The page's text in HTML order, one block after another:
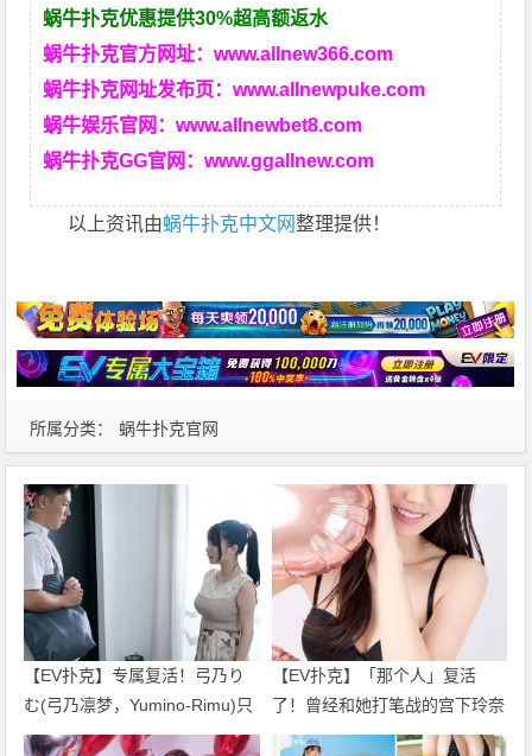
所属分类： 蜗牛扑克官网
蜗牛扑克优惠提供30%超高额返水
蜗牛扑克官方网址：www.allnew366.com
蜗牛扑克网址发布页：www.allnewpuke.com
蜗牛娱乐官网：www.allnewbet8.com
蜗牛扑克GG官网：www.ggallnew.com
以上资讯由蜗牛扑克中文网整理提供！
【EV扑克】专属复活！弓乃り
む(弓乃凛梦，Yumino-Rimu)只
要不发生那件事我就不引退了！
【EV扑克】「那个人」复活
了！曾经和她打笔战的宫下玲奈
回应是？